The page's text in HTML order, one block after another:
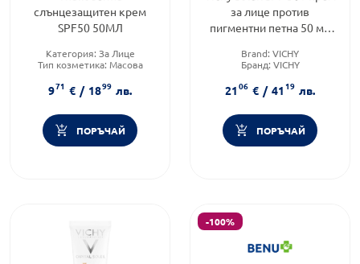
слънцезащитен крем
SPF50 50МЛ
Категория: За Лице
Тип козметика: Масова
Тип продукт:Крем
971 € / 1899 лв.
ПОРЪЧАЙ
за лице против
пигментни петна 50 мл
Brand: VICHY
Бранд: VICHY
SOLEIL
2106 € / 4119 лв.
ПОРЪЧАЙ
-100%